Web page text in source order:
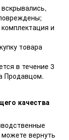
и
товара
в течение 3
Продавцом.
качества
вернуть